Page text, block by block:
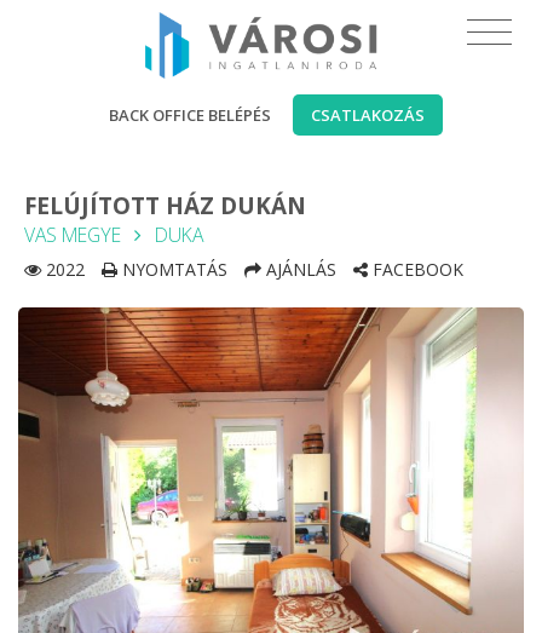
BACK OFFICE BELÉPÉS CSATLAKOZÁS
FELÚJÍTOTT HÁZ DUKÁN
VAS MEGYE DUKA
2022 NYOMTATÁS AJÁNLÁS FACEBOOK